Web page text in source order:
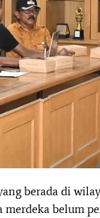
berada di
merdeka belum